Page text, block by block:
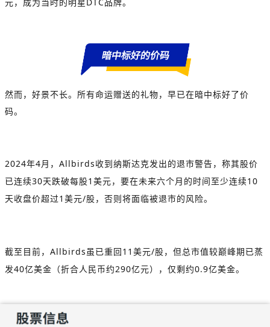
暗中标好的价码
然而，好景不长。所有命运赠送的礼物，早已在暗中标好了价
码。
2024年4月， Allbirds收到纳斯达克发出的退市警告，称其股价
已连续30天跌破每股1 美元，要在未来六个月的时间至少连续10
天收盘价超过1 美元/股，否则将面临被退市的风险。
截至目前， Allbirds 虽已重回11 美元/股，但总市值较巅峰期已蒸
发40亿美金（折合人民币约290亿元），仅剩约0.9亿美金。